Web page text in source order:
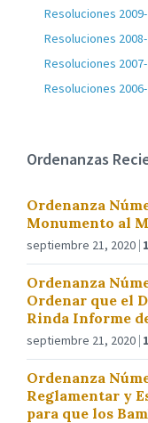
Resoluciones
Resoluciones
Resoluciones
Resoluciones
Ordenanzas
Ordenanza
Monumento al
septiembre 21, 2020
Ordenanza
Ordenar que el
Rinda Informe
septiembre 21, 2020
Ordenanza
Reglamentar y
para que los